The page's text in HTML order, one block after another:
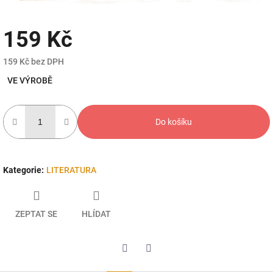
159 Kč
159 Kč bez DPH
cena:
VE VÝROBĚ
Do košíku
Kategorie: LITERATURA
ZEPTAT SE HLÍDAT